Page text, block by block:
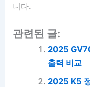
니다.
관련된 글:
2025
출력 비교
2025 K5